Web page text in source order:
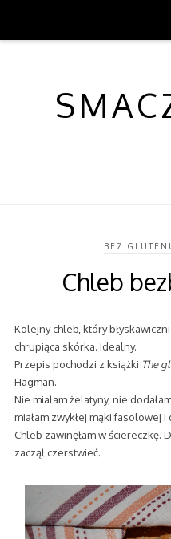
BEZ
Chleb
Kolejny chleb, który
chrupiąca skórka. Idealny.
Przepis pochodzi z książki The
Hagman.
Nie miałam żelatyny, nie
miałam zwykłej mąki fasolowej i
Chleb zawinęłam w
zaczął czerstwieć.